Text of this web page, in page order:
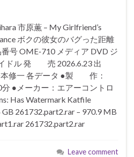
市原薫 – My Girlfriend’s
ボクの彼女のバグった距離
号 OME-710 メディア DVD ジ
イドル 発 売 2026.6.23 出
修一 各データ ●製 作：
●メーカー：エアーコントロ
Has Watermark Katfile
261732.part2.rar – 970.9 MB
261732.part2.rar
Leave comment